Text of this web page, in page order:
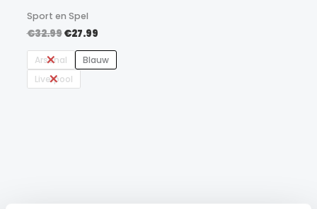
Sport en Spel
€32.99Oorspronkelijke
was:
€32.99.
€27.99Huidige
is:
€27.99.
Arsenal
Blauw
Liverpool